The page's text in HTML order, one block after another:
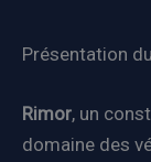
Présentation
Rimor, un
domaine des